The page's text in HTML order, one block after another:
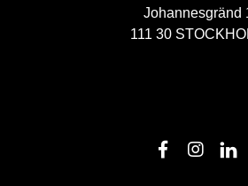
Johannesgränd
111 30